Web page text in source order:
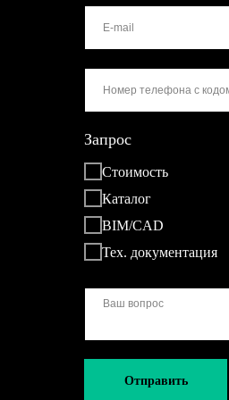
Запрос
Стоимость
Каталог
BIM/CAD
Тех. документация
Отправить